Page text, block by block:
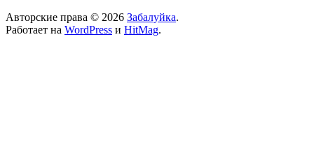
Авторские права © 2026 Забалуйка.
Работает на WordPress и HitMag.